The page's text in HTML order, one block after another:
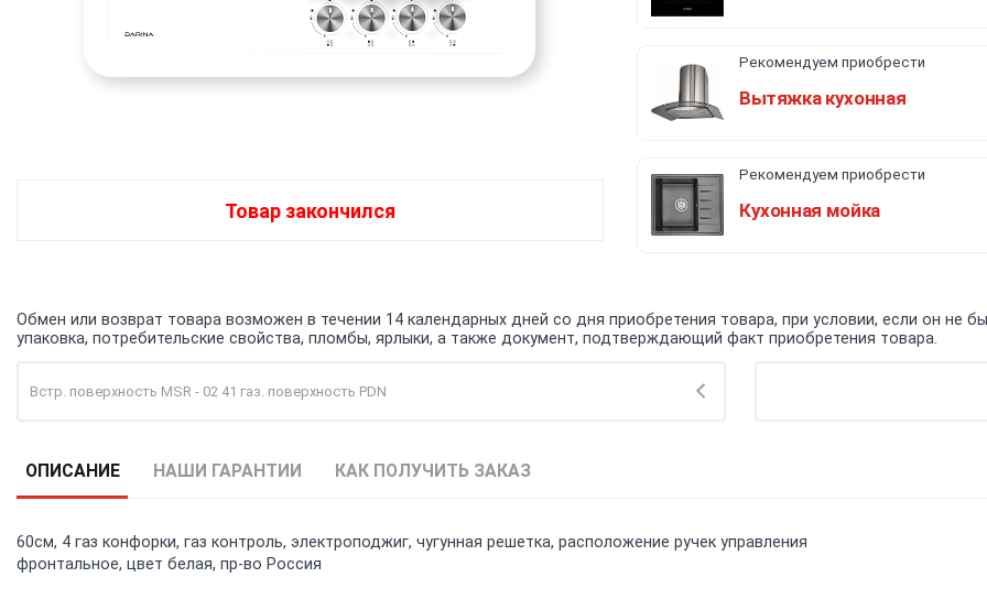
Товар закончился
Рекомендуем приобрести
Вытяжка кухонная
Рекомендуем приобрести
Кухонная мойка
Обмен или возврат товара возможен в течении 14 календарных дней со дня приобретения товара, при условии, если он не
упаковка, потребительские свойства, пломбы, ярлыки, а также документ, подтверждающий факт приобретения товара.
Встр. поверхность MSR - 02 41 газ. поверхность PDN
ОПИСАНИЕ НАШИ ГАРАНТИИ КАК ПОЛУЧИТЬ ЗАКАЗ
60см, 4 газ конфорки, газ контроль, электроподжиг, чугунная решетка, расположение ручек управления
фронтальное, цвет белая, пр-во Россия